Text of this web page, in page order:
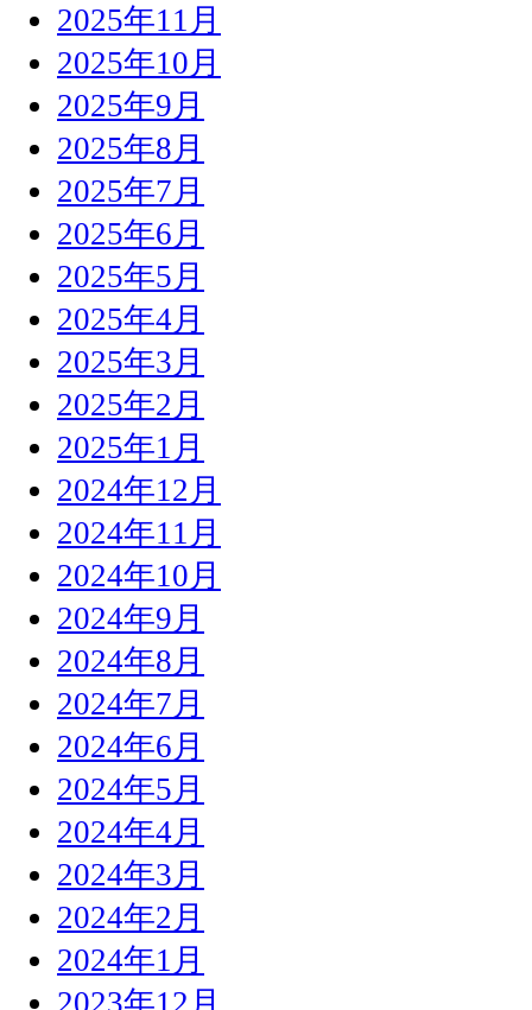
2025年11月
2025年10月
2025年9月
2025年8月
2025年7月
2025年6月
2025年5月
2025年4月
2025年3月
2025年2月
2025年1月
2024年12月
2024年11月
2024年10月
2024年9月
2024年8月
2024年7月
2024年6月
2024年5月
2024年4月
2024年3月
2024年2月
2024年1月
2023年12月